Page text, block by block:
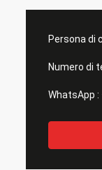
Persona di
Numero di
WhatsApp :